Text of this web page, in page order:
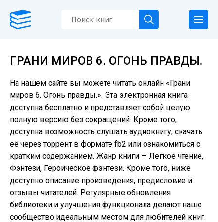
ГРАНИ МИРОВ 6. ОГОНЬ ПРАВДЫ.
На нашем сайте вы можете читать онлайн «Грани
миров 6. Огонь правды.». Эта электронная книга
доступна бесплатно и представляет собой целую
полную версию без сокращений. Кроме того,
доступна возможность слушать аудиокнигу, скачать
её через торрент в формате fb2 или ознакомиться с
кратким содержанием. Жанр книги — Легкое чтение,
Фэнтези, Героическое фэнтези. Кроме того, ниже
доступно описание произведения, предисловие и
отзывы читателей. Регулярные обновления
библиотеки и улучшения функционала делают наше
сообщество идеальным местом для любителей книг.